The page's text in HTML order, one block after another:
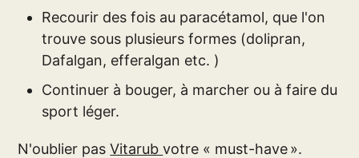
Recourir des fois au paracétamol, que l'on
trouve sous plusieurs formes (dolipran,
Dafalgan, efferalgan etc. )
Continuer à bouger, à marcher ou à faire du
sport léger.
N'oublier pasVitarubvotre « must-have ».